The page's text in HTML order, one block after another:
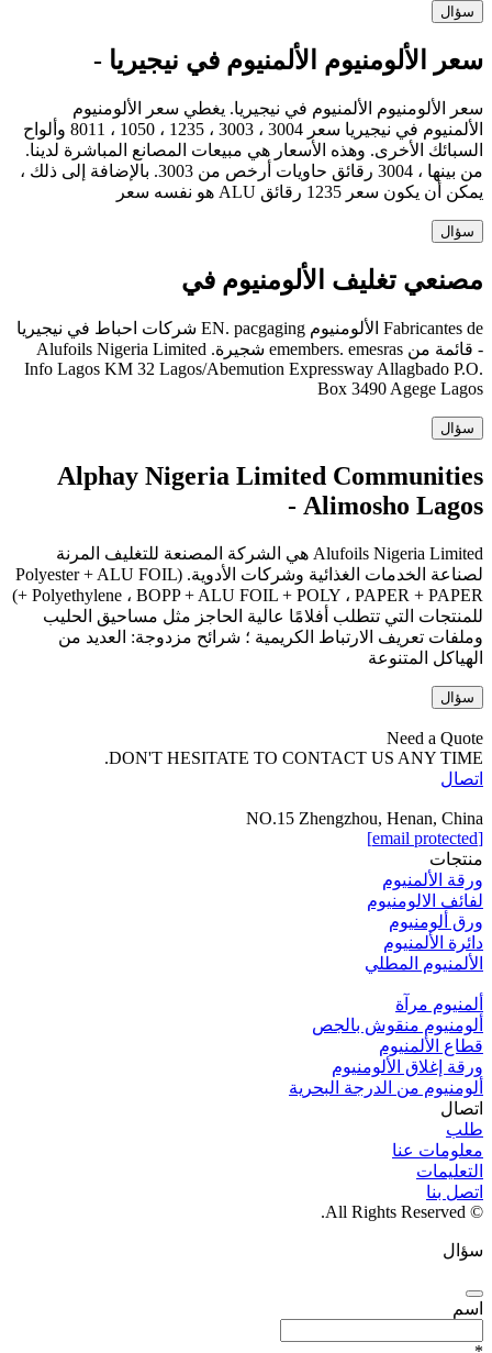
سؤال
سعر الألومنيوم الألمنيوم في نيجيريا -
سعر الألومنيوم الألمنيوم في نيجيريا. يغطي سعر الألومنيوم
الألمنيوم في نيجيريا سعر 3004 ، 3003 ، 1235 ، 1050 ، 8011 وألواح
السبائك الأخرى. وهذه الأسعار هي مبيعات المصانع المباشرة لدينا.
من بينها ، 3004 رقائق حاويات أرخص من 3003. بالإضافة إلى ذلك ،
يمكن أن يكون سعر 1235 رقائق ALU هو نفسه سعر
سؤال
مصنعي تغليف الألومنيوم في
Fabricantes de الألومنيوم EN. pacgaging شركات احباط في نيجيريا
- قائمة من emembers. emesras شجيرة. Alufoils Nigeria Limited
Info Lagos KM 32 Lagos/Abemution Expressway Allagbado P.O.
Box 3490 Agege Lagos
سؤال
Alphay Nigeria Limited Communities
Alimosho Lagos -
Alufoils Nigeria Limited هي الشركة المصنعة للتغليف المرنة
لصناعة الخدمات الغذائية وشركات الأدوية. (Polyester + ALU FOIL
+ Polyethylene ، BOPP + ALU FOIL + POLY ، PAPER + PAPER)
للمنتجات التي تتطلب أفلامًا عالية الحاجز مثل مساحيق الحليب
وملفات تعريف الارتباط الكريمية ؛ شرائح مزدوجة: العديد من
الهياكل المتنوعة
سؤال
Need a Quote
DON'T HESITATE TO CONTACT US ANY TIME.
اتصال
NO.15 Zhengzhou, Henan, China
[email protected]
منتجات
ورقة الألمنيوم
لفائف الالومنيوم
ورق ألومنيوم
دائرة الألمنيوم
الألمنيوم المطلي
ألمنيوم مرآة
ألومنيوم منقوش بالجص
قطاع الألمنيوم
ورقة إغلاق الألومنيوم
ألومنيوم من الدرجة البحرية
اتصال
طلب
معلومات عنا
التعليمات
اتصل بنا
© All Rights Reserved.
سؤال
اسم